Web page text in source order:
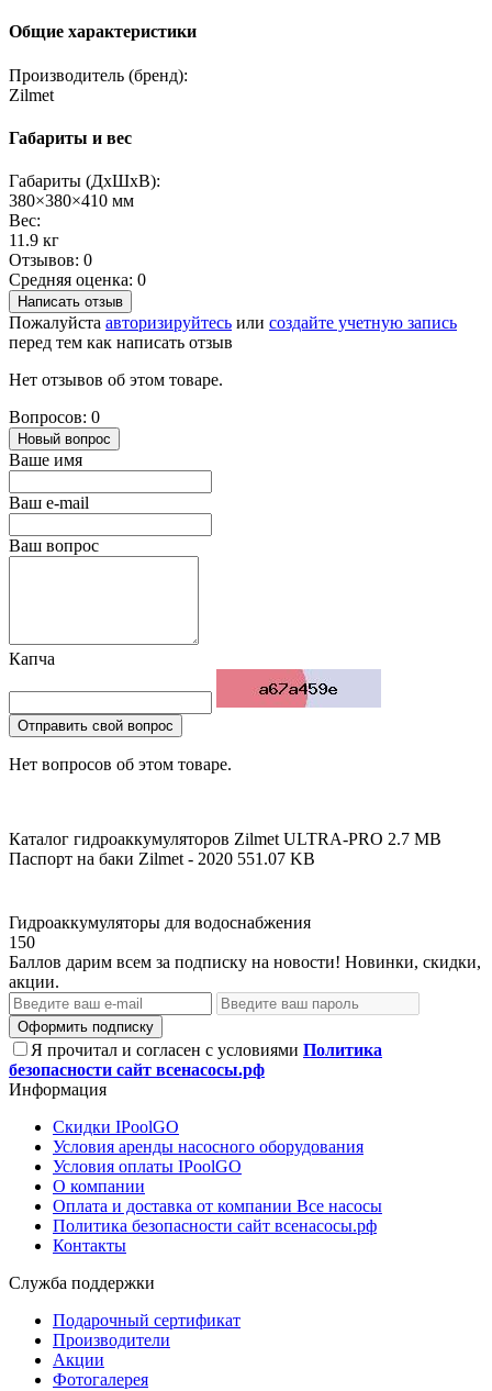
Общие характеристики
Производитель (бренд):
Zilmet
Габариты и вес
Габариты (ДхШхВ):
380×380×410 мм
Вес:
11.9 кг
Отзывов: 0
Средняя оценка: 0
Написать отзыв
Пожалуйста авторизируйтесь или создайте учетную запись
перед тем как написать отзыв
Нет отзывов об этом товаре.
Вопросов: 0
Новый вопрос
Ваше имя
Ваш e-mail
Ваш вопрос
Капча
Отправить свой вопрос
Нет вопросов об этом товаре.
Каталог гидроаккумуляторов Zilmet ULTRA-PRO 2.7 MB
Паспорт на баки Zilmet - 2020 551.07 KB
Гидроаккумуляторы для водоснабжения
150
Баллов дарим всем за подписку на новости! Новинки, скидки,
акции.
Оформить подписку
Я прочитал и согласен с условиями Политика
безопасности сайт всенасосы.рф
Информация
Скидки IPoolGO
Условия аренды насосного оборудования
Условия оплаты IPoolGO
О компании
Оплата и доставка от компании Все насосы
Политика безопасности сайт всенасосы.рф
Контакты
Служба поддержки
Подарочный сертификат
Производители
Акции
Фотогалерея